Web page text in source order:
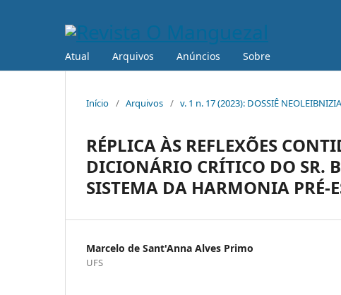
Atual Arquivos Anúncios Sobre
Início / Arquivos / v. 1 n. 17 (2023): DOSSIÊ
RÉPLICA ÀS REFLEXÕES
DICIONÁRIO CRÍTICO DO SR.
SISTEMA DA HARMONIA PRÉ-
Marcelo de Sant'Anna Alves Primo
UFS